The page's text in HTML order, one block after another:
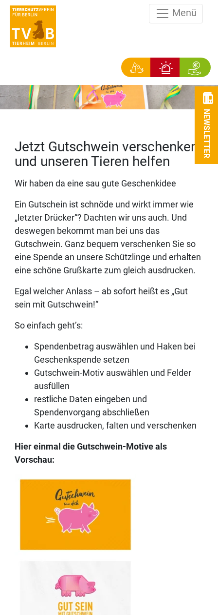
Menü
NEWSLETTER
Jetzt Gutschwein verschenken
und unseren Tieren helfen
Wir haben da eine sau gute Geschenkidee
Ein Gutschein ist schnöde und wirkt immer wie
„letzter Drücker“? Dachten wir uns auch. Und
deswegen bekommt man bei uns das
Gutschwein. Ganz bequem verschenken Sie so
eine Spende an unsere Schützlinge und erhalten
eine schöne Grußkarte zum gleich ausdrucken.
Egal welcher Anlass – ab sofort heißt es „Gut
sein mit Gutschwein!“
So einfach geht’s:
Spendenbetrag auswählen und Haken bei
Geschenkspende setzen
Gutschwein-Motiv auswählen und Felder
ausfüllen
restliche Daten eingeben und
Spendenvorgang abschließen
Karte ausdrucken, falten und verschenken
Hier einmal die Gutschwein-Motive als
Vorschau: